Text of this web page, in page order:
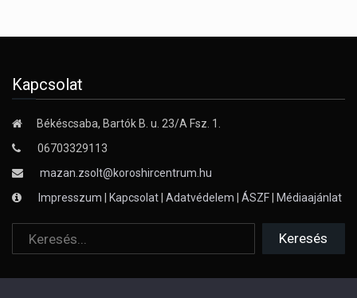
Kapcsolat
Békéscsaba, Bartók B. u. 23/A Fsz. 1.
06703329113
mazan.zsolt@koroshircentrum.hu
Impresszum
Kapcsolat Adatvédelem ÁSZF Médiaajánlat